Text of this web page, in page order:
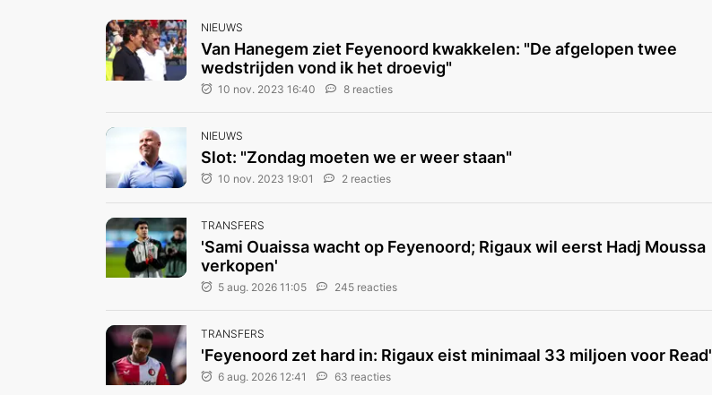
NIEUWS
Van Hanegem ziet Feyenoord kwakkelen: "De afgelopen twee
wedstrijden vond ik het droevig"
10 nov. 2023 16:40 8 reacties
NIEUWS
Slot: "Zondag moeten we er weer staan"
10 nov. 2023 19:01 2 reacties
TRANSFERS
'Sami Ouaissa wacht op Feyenoord; Rigaux wil eerst Hadj Moussa
verkopen'
5 aug. 2026 11:05 245 reacties
TRANSFERS
'Feyenoord zet hard in: Rigaux eist minimaal 33 miljoen voor Read'
6 aug. 2026 12:41 63 reacties